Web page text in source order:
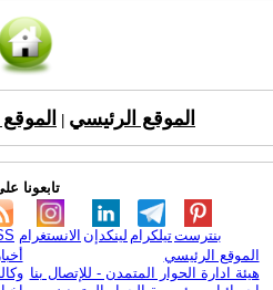
الموقع الرئيسي
تابعونا
الانستغرام لينكدإن تيلكرامبنترست
الموقع الرئيسي
هيئة ادارة الحوار المتمدن - للإتصال بنا